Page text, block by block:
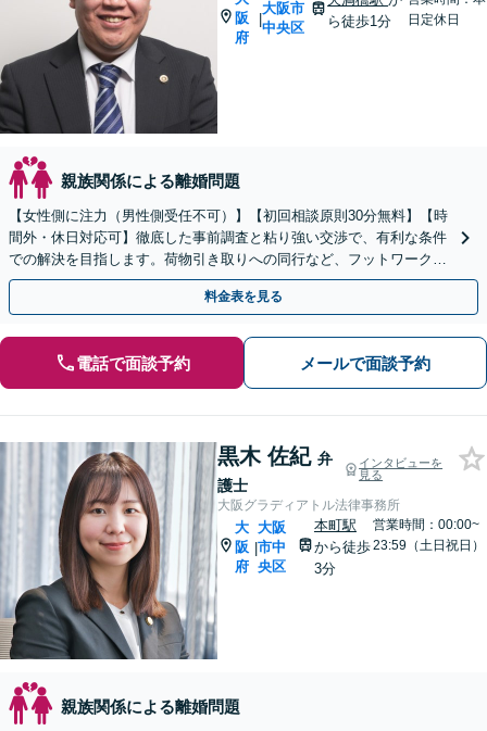
阪
府
|
大阪市
中央区
ら徒歩1分
日定休日
親族関係による離婚問題
【女性側に注力（男性側受任不可）】【初回相談原則30分無料】【時
間外・休日対応可】徹底した事前調査と粘り強い交渉で、有利な条件
での解決を目指します。荷物引き取りへの同行など、フットワーク軽
く親身に寄り添います【天満橋駅1分】
料金表を見る
電話で面談予約 メールで面談予約
黒木 佐紀 弁
護士
インタビューを
見る
大阪グラディアトル法律事務所
大
阪
府
|
大阪
市中
央区
本町駅
から徒歩
3分
営業時間：00:00~
23:59（土日祝日）
親族関係による離婚問題